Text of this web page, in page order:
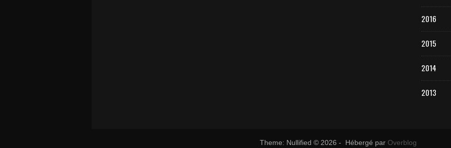
2016
2015
2014
2013
Theme: Nullified © 2026 - Hébergé par Overblog